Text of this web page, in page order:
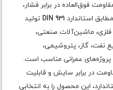
فوق‌العاده در برابر فشار،
استاندارد DIN 931 تولید
فلزی، ماشین‌آلات صنعتی،
نفت، گاز، پتروشیمی،
پروژه‌های عمرانی مناسب است.
در برابر سایش و قابلیت
این محصول را به انتخابی